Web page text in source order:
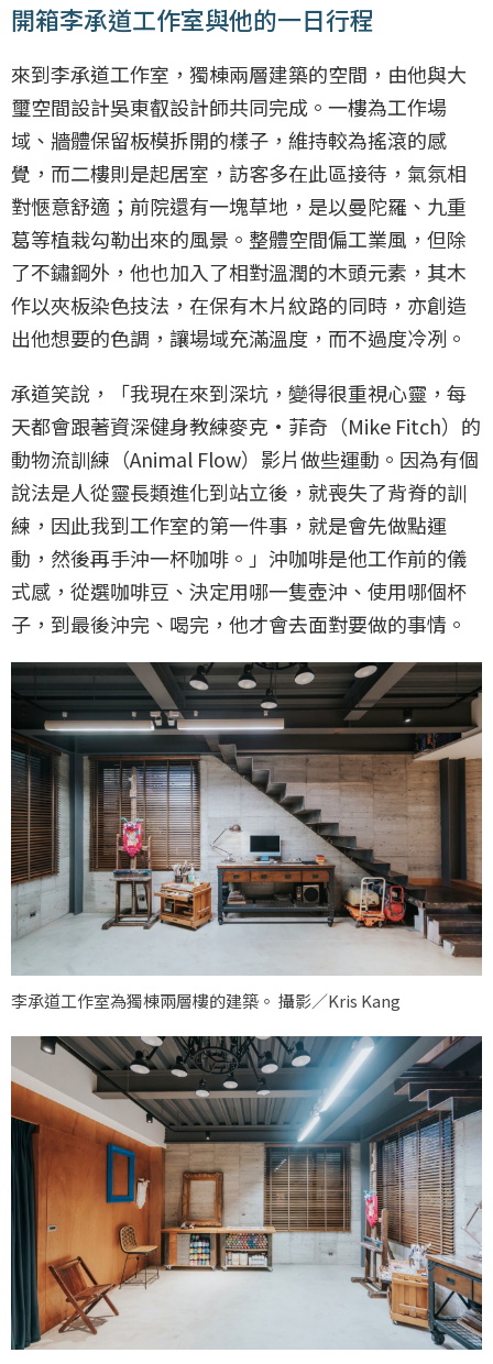
開箱李承道工作室與他的一日行程
來到李承道工作室，獨棟兩層建築的空間，由他與大
璽空間設計吳東叡設計師共同完成。一樓為工作場
域、牆體保留板模拆開的樣子，維持較為搖滾的感
覺，而二樓則是起居室，訪客多在此區接待，氣氛相
對愜意舒適；前院還有一塊草地，是以曼陀羅、九重
葛等植栽勾勒出來的風景。整體空間偏工業風，但除
了不鏽鋼外，他也加入了相對溫潤的木頭元素，其木
作以夾板染色技法，在保有木片紋路的同時，亦創造
出他想要的色調，讓場域充滿溫度，而不過度冷冽。
承道笑說，「我現在來到深坑，變得很重視心靈，每
天都會跟著資深健身教練麥克·菲奇（Mike Fitch）的
動物流訓練（Animal Flow）影片做些運動。因為有個
說法是人從靈長類進化到站立後，就喪失了背脊的訓
練，因此我到工作室的第一件事，就是會先做點運
動，然後再手沖一杯咖啡。」沖咖啡是他工作前的儀
式感，從選咖啡豆、決定用哪一隻壺沖、使用哪個杯
子，到最後沖完、喝完，他才會去面對要做的事情。
李承道工作室為獨棟兩層樓的建築。 攝影／Kris Kang